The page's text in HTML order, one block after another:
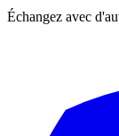
Échangez avec